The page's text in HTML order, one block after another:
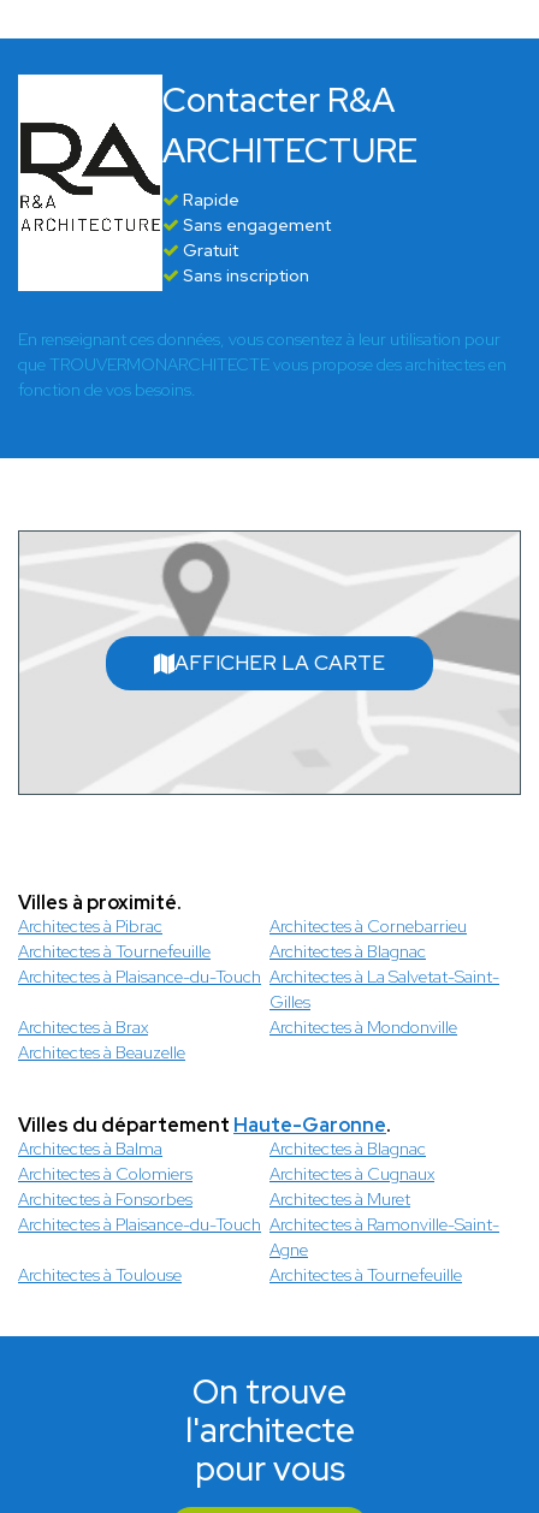
Contacter R&A
ARCHITECTURE
Rapide
Sans engagement
Gratuit
Sans inscription
En renseignant ces données, vous consentez à leur utilisation pour
que TROUVERMONARCHITECTE vous propose des architectes en
fonction de vos besoins.
AFFICHER LA CARTE
Villes à proximité.
Architectes à Pibrac
Architectes à Cornebarrieu
Architectes à Tournefeuille
Architectes à Blagnac
Architectes à Plaisance-du-Touch Architectes à La Salvetat-Saint-
Gilles
Architectes à Brax
Architectes à Mondonville
Architectes à Beauzelle
Villes du département Haute-Garonne.
Architectes à Balma
Architectes à Blagnac
Architectes à Colomiers
Architectes à Cugnaux
Architectes à Fonsorbes
Architectes à Muret
Architectes à Plaisance-du-Touch Architectes à Ramonville-Saint-
Agne
Architectes à Toulouse
Architectes à Tournefeuille
On trouve
l'architecte
pour vous